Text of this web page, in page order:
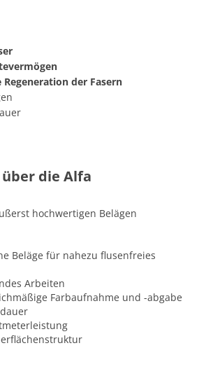
der Fasern
die Alfa
hochwertigen Belägen
Beläge für nahezu flusenfreies
Arbeiten
Farbaufnahme und -abgabe